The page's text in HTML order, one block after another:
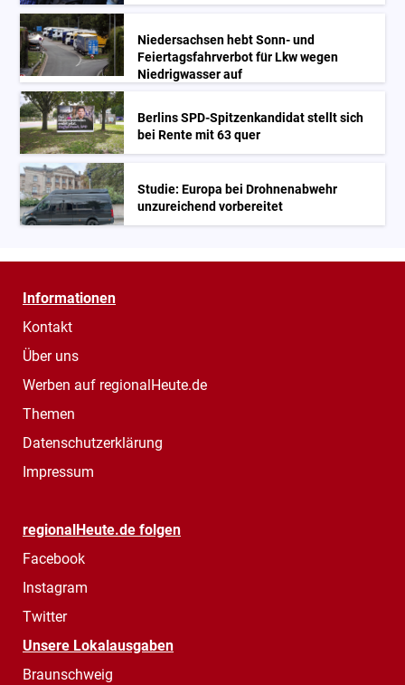
Niedersachsen hebt Sonn- und
Feiertagsfahrverbot für Lkw wegen
Niedrigwasser auf
Berlins SPD-Spitzenkandidat stellt sich
bei Rente mit 63 quer
Studie: Europa bei Drohnenabwehr
unzureichend vorbereitet
Informationen
Kontakt
Über uns
Werben auf regionalHeute.de
Themen
Datenschutzerklärung
Impressum
regionalHeute.de folgen
Facebook
Instagram
Twitter
Unsere Lokalausgaben
Braunschweig